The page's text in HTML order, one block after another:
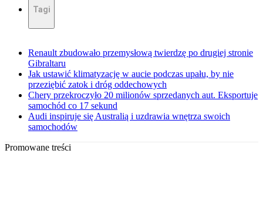
Tagi
Renault zbudowało przemysłową twierdzę po drugiej stronie
Gibraltaru
Jak ustawić klimatyzację w aucie podczas upału, by nie
przeziębić zatok i dróg oddechowych
Chery przekroczyło 20 milionów sprzedanych aut. Eksportuje
samochód co 17 sekund
Audi inspiruje się Australią i uzdrawia wnętrza swoich
samochodów
Promowane treści